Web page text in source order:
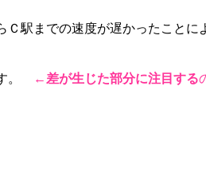
駅までの速度が遅かったことに
。
←差が生じた部分に注目する